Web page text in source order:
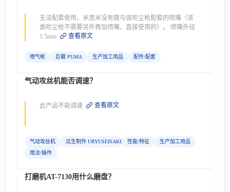
无法配套使用，米思米没有做与该吹尘枪配套的喷嘴（该
类吹尘枪不需要另外再加喷嘴，直接使用的）。 喷嘴外径
1.5mm
查看原文
喷气枪 巨霸 PUMA 生产加工用品 配件/配套
气动攻丝机能否调速？
此产品不能调速 查看原文
气动攻丝机 瓜生制作 URYUSEISAKU 性能/特征
生产加工用品
用法/操作
打磨机AT-7130用什么磨盘？